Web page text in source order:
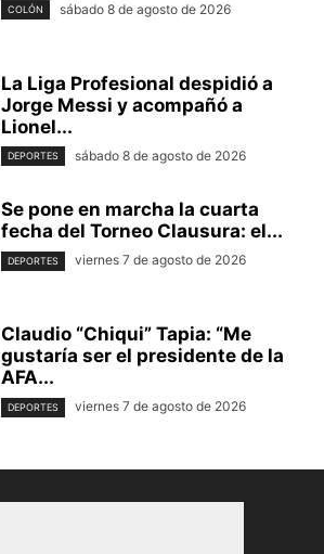
COLÓN sábado 8 de agosto de 2026
La Liga Profesional despidió a
Jorge Messi y acompañó a
Lionel...
DEPORTES sábado 8 de agosto de 2026
Se pone en marcha la cuarta
fecha del Torneo Clausura: el...
DEPORTES viernes 7 de agosto de 2026
Claudio “Chiqui” Tapia: “Me
gustaría ser el presidente de la
AFA...
DEPORTES viernes 7 de agosto de 2026